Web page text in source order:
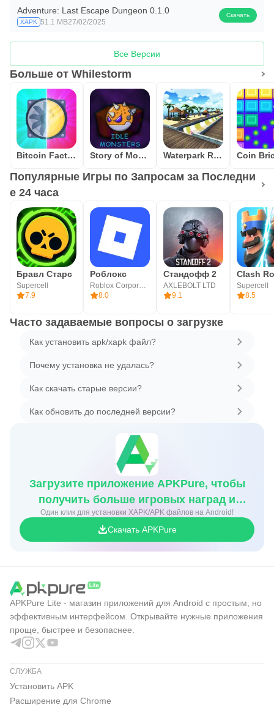
Adventure: Last Escape Dungeon 0.1.0
XAPK 51.1 MB27/02/2025
Скачать
Все Версии
Больше от Whilestorm
Bitcoin Factory Idle Miner BTC Story of Monsters: Idle Waterpark Race
Популярные Игры по Запросам за Последни
е 24 часа
Бравл Старс
Supercell
7.9
Роблокс
8.0
Стандофф 2
AXLEBOLT LTD
9.1
Clash
Supercell
8.5
Часто задаваемые вопросы о загрузке
Как установить apk/xapk файл?
Почему установка не удалась?
Как скачать старые версии?
Как обновить до последней версии?
Загрузите приложение APKPure, чтобы
получить больше игровых наград и
скидок
Один клик для установки XAPK/APK файлов на Android!
Скачать APKPure
APKPure Lite - магазин приложений для Android с простым, но
эффективным интерфейсом. Открывайте нужные приложения
проще, быстрее и безопаснее.
СЛУЖБА
Установить APK
Расширение для Chrome